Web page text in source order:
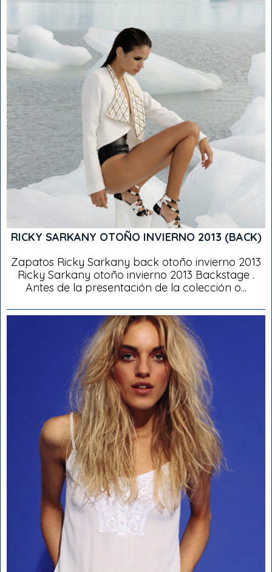
RICKY SARKANY OTOÑO INVIERNO 2013 (BACK)
Zapatos Ricky Sarkany back otoño invierno 2013
Ricky Sarkany otoño invierno 2013 Backstage .
Antes de la presentación de la colección o...